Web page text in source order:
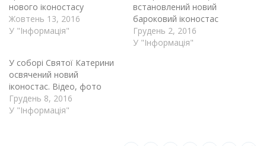
нового іконостасу
Жовтень 13, 2016
У "Інформація"
встановлений новий
бароковий іконостас
Грудень 2, 2016
У "Інформація"
У соборі Святої Катерини
освячений новий
іконостас. Відео, фото
Грудень 8, 2016
У "Інформація"